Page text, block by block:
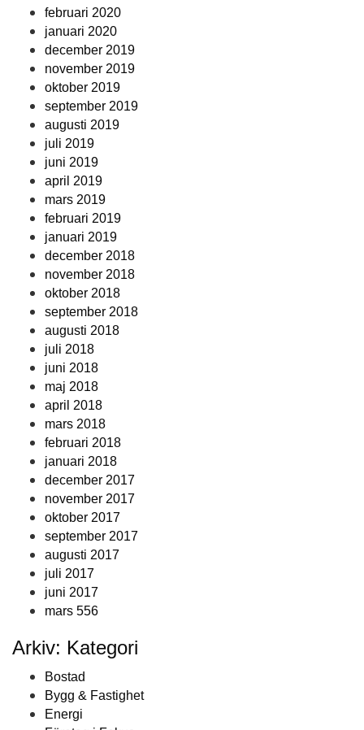
februari 2020
januari 2020
december 2019
november 2019
oktober 2019
september 2019
augusti 2019
juli 2019
juni 2019
april 2019
mars 2019
februari 2019
januari 2019
december 2018
november 2018
oktober 2018
september 2018
augusti 2018
juli 2018
juni 2018
maj 2018
april 2018
mars 2018
februari 2018
januari 2018
december 2017
november 2017
oktober 2017
september 2017
augusti 2017
juli 2017
juni 2017
mars 556
Arkiv: Kategori
Bostad
Bygg & Fastighet
Energi